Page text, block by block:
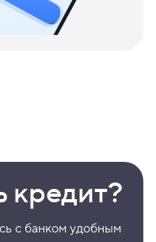
кредит?
с банком удобным